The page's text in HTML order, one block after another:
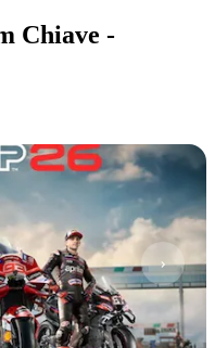
Chiave -